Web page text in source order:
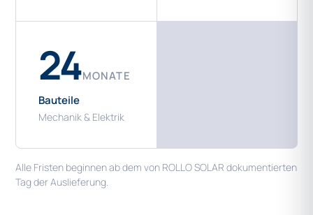
24MONATE
Bauteile
Mechanik & Elektrik
Alle Fristen beginnen ab dem von ROLLO SOLAR dokumentierten
Tag der Auslieferung.